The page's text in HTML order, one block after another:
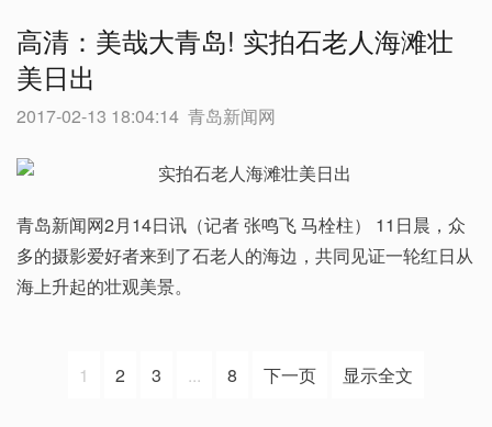
高清：美哉大青岛! 实拍石老人海滩壮
美日出
2017-02-13 18:04:14 青岛新闻网
青岛新闻网2月14日讯（记者 张鸣飞 马栓柱） 11日晨，众
多的摄影爱好者来到了石老人的海边，共同见证一轮红日从
海上升起的壮观美景。
1 2 3 ... 8 下一页 显示全文